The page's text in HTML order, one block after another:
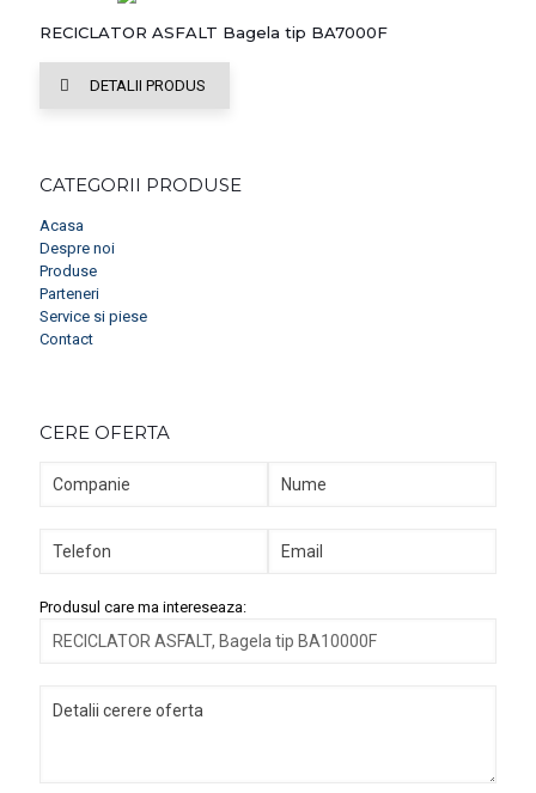
RECICLATOR ASFALT Bagela tip BA7000F
DETALII PRODUS
CATEGORII PRODUSE
Acasa
Despre noi
Produse
Parteneri
Service si piese
Contact
CERE OFERTA
Produsul care ma intereseaza: